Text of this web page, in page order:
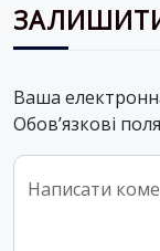
Ваша
Обов’язкові
Comment